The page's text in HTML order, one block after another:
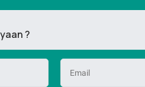
?